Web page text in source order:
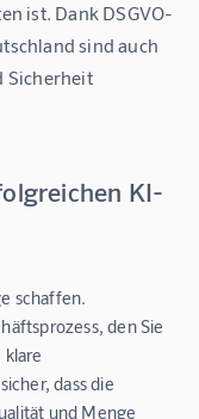
ist. Dank DSGVO-
sind auch
Sicherheit
KI-
schaffen.
den Sie
dass die
und Menge